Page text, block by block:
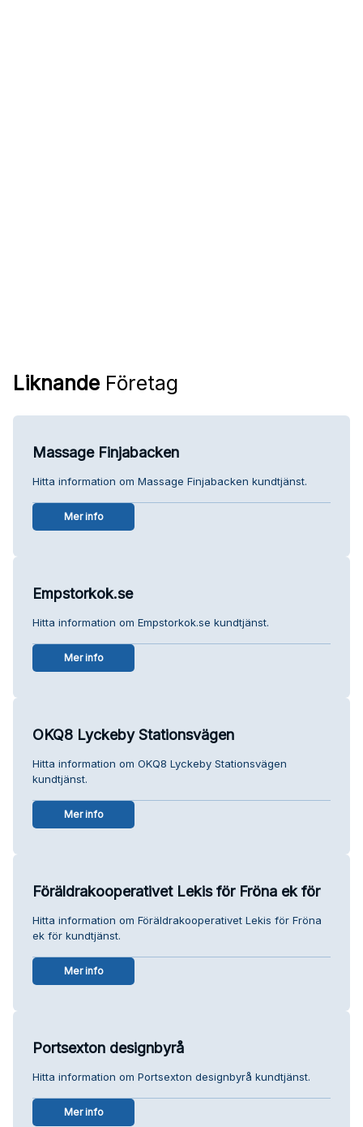
Liknande Företag
Massage Finjabacken
Hitta information om Massage Finjabacken kundtjänst.
Mer info
Empstorkok.se
Hitta information om Empstorkok.se kundtjänst.
Mer info
OKQ8 Lyckeby Stationsvägen
Hitta information om OKQ8 Lyckeby Stationsvägen
kundtjänst.
Mer info
Föräldrakooperativet Lekis för Fröna ek för
Hitta information om Föräldrakooperativet Lekis för Fröna
ek för kundtjänst.
Mer info
Portsexton designbyrå
Hitta information om Portsexton designbyrå kundtjänst.
Mer info